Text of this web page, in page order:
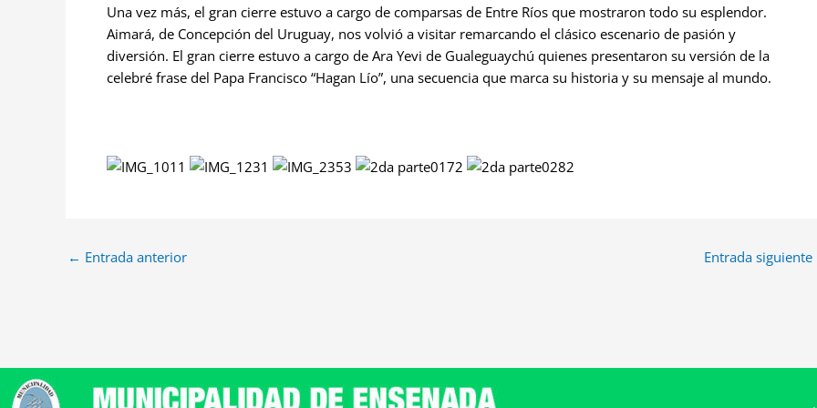
Una vez más, el gran cierre estuvo a cargo de comparsas de Entre Ríos que mostraron todo su esplendor.
Aimará, de Concepción del Uruguay, nos volvió a visitar remarcando el clásico escenario de pasión y
diversión. El gran cierre estuvo a cargo de Ara Yevi de Gualeguaychú quienes presentaron su versión de la
celebré frase del Papa Francisco “Hagan Lío”, una secuencia que marca su historia y su mensaje al mundo.
← Entrada anterior Entrada siguiente